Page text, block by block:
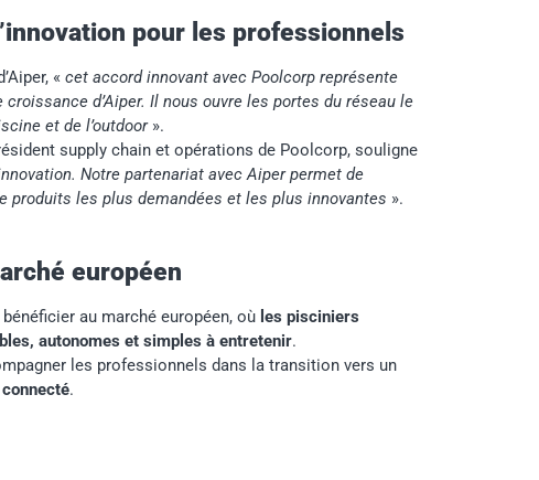
pour les professionnels
« cet accord innovant avec Poolcorp représente
d’Aiper. Il nous ouvre les portes du réseau le
et de l’outdoor».
supply chain et opérations de Poolcorp, souligne
Notre partenariat avec Aiper permet de
produits les plus demandées et les plus innovantes ».
européen
au marché européen, où les pisciniers
autonomes et simples à entretenir.
les professionnels dans la transition vers un
.